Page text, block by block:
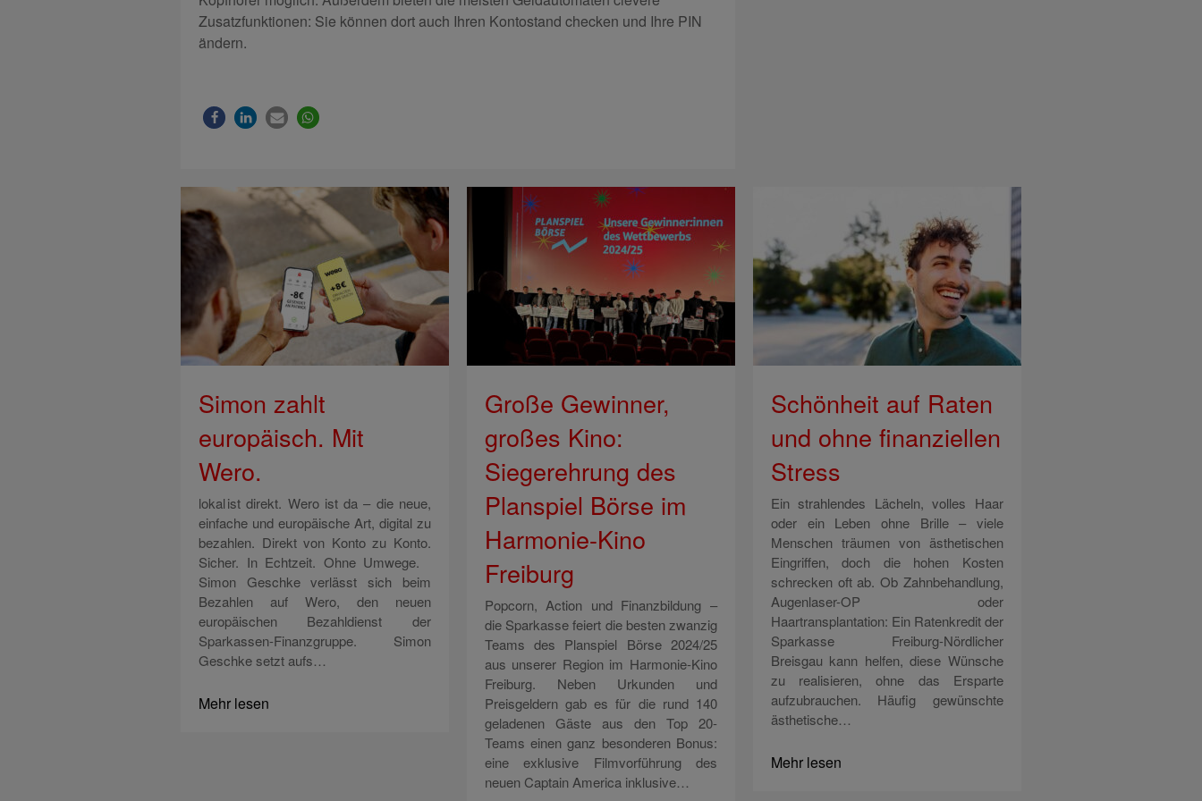
Zusatzfunktionen: Sie können dort auch Ihren Kontostand checken und Ihre PIN
ändern.
Simon zahlt
europäisch. Mit
Wero.
lokal ist direkt. Wero ist da – die neue,
einfache und europäische Art, digital zu
bezahlen. Direkt von Konto zu Konto.
Sicher. In Echtzeit. Ohne Umwege.
Simon Geschke verlässt sich beim
Bezahlen auf Wero, den neuen
europäischen Bezahldienst der
Sparkassen-Finanzgruppe. Simon
Geschke setzt aufs…
Mehr lesen
Große Gewinner,
großes Kino:
Siegerehrung des
Planspiel Börse im
Harmonie-Kino
Freiburg
Popcorn, Action und Finanzbildung –
die Sparkasse feiert die besten zwanzig
Teams des Planspiel Börse 2024/25
aus unserer Region im Harmonie-Kino
Freiburg. Neben Urkunden und
Preisgeldern gab es für die rund 140
geladenen Gäste aus den Top 20-
Teams einen ganz besonderen Bonus:
eine exklusive Filmvorführung des
neuen Captain America inklusive…
Schönheit auf Raten
und ohne finanziellen
Stress
Ein strahlendes Lächeln, volles Haar
oder ein Leben ohne Brille – viele
Menschen träumen von ästhetischen
Eingriffen, doch die hohen Kosten
schrecken oft ab. Ob Zahnbehandlung,
Augenlaser-OP oder
Haartransplantation: Ein Ratenkredit der
Sparkasse Freiburg-Nördlicher
Breisgau kann helfen, diese Wünsche
zu realisieren, ohne das Ersparte
aufzubrauchen. Häufig gewünschte
ästhetische…
Mehr lesen